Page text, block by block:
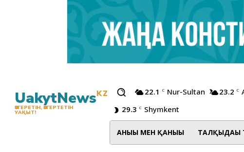
UakytNewsKZ
ӨЗГЕРЕТІН, ӨЗГЕРТЕТІН
УАҚЫТ!
22.1 C Nur-Sultan 23.2 C
29.3 C Shymkent
АНЫҒЫ МЕН ҚАНЫҒЫ